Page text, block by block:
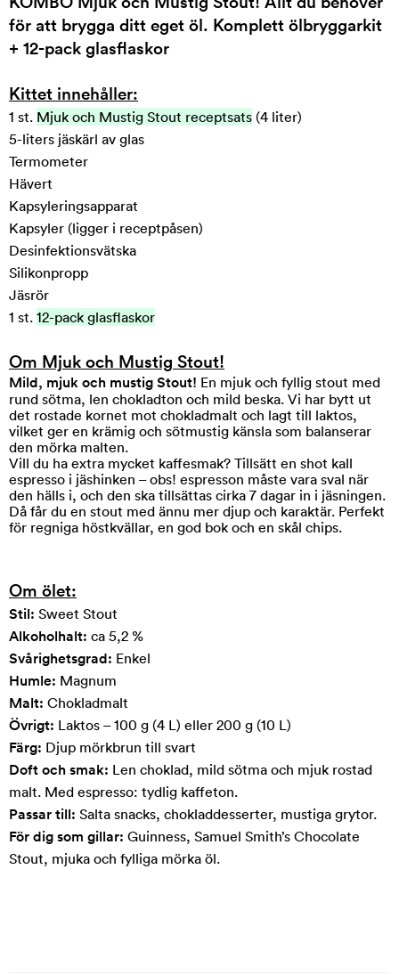
för att brygga ditt eget öl. Komplett ölbryggarkit
+ 12-pack glasflaskor
Kittet innehåller:
1 st. Mjuk och Mustig Stout receptsats (4 liter)
5-liters jäskärl av glas
Termometer
Hävert
Kapsyleringsapparat
Kapsyler (ligger i receptpåsen)
Desinfektionsvätska
Silikonpropp
Jäsrör
1 st. 12-pack glasflaskor
Om Mjuk och Mustig Stout!
Mild, mjuk och mustig Stout! En mjuk och fyllig stout med
rund sötma, len chokladton och mild beska. Vi har bytt ut
det rostade kornet mot chokladmalt och lagt till laktos,
vilket ger en krämig och sötmustig känsla som balanserar
den mörka malten.
Vill du ha extra mycket kaffesmak? Tillsätt en shot kall
espresso i jäshinken – obs! espresson måste vara sval när
den hälls i, och den ska tillsättas cirka 7 dagar in i jäsningen.
Då får du en stout med ännu mer djup och karaktär. Perfekt
för regniga höstkvällar, en god bok och en skål chips.
Om ölet:
Stil: Sweet Stout
Alkoholhalt: ca 5,2 %
Svårighetsgrad: Enkel
Humle: Magnum
Malt: Chokladmalt
Övrigt: Laktos – 100 g (4 L) eller 200 g (10 L)
Färg: Djup mörkbrun till svart
Doft och smak: Len choklad, mild sötma och mjuk rostad
malt. Med espresso: tydlig kaffeton.
Passar till: Salta snacks, chokladdesserter, mustiga grytor.
För dig som gillar: Guinness, Samuel Smith’s Chocolate
Stout, mjuka och fylliga mörka öl.